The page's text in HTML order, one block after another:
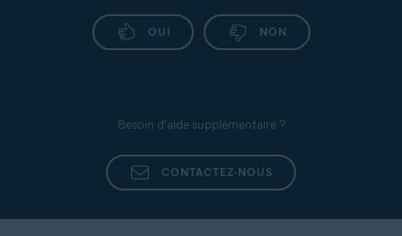
OUI NON
Besoin d’aide supplémentaire ?
CONTACTEZ-NOUS